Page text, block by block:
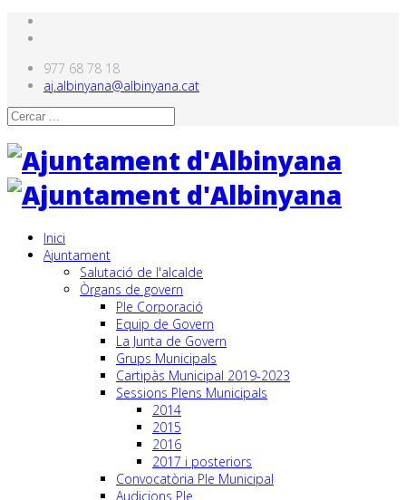
977 68 78 18
aj.albinyana@albinyana.cat
Inici
Ajuntament
Salutació de l'alcalde
Òrgans de govern
Ple Corporació
Equip de Govern
La Junta de Govern
Grups Municipals
Cartipàs Municipal 2019-2023
Sessions Plens Municipals
2014
2015
2016
2017 i posteriors
Convocatòria Ple Municipal
Audicions Ple